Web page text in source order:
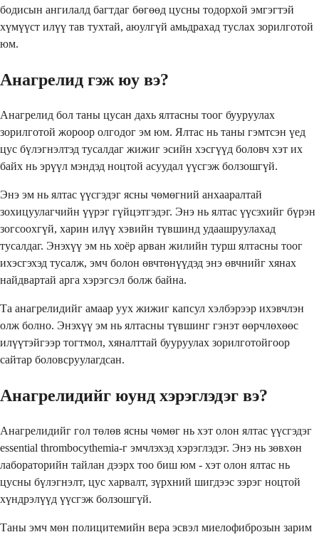
бодисын ангилалд багтдаг бөгөөд цусны тодорхой эмгэгтэй
хүмүүст илүү тав тухтай, аюулгүй амьдрахад туслах зорилготой
юм.
Анагрелид гэж юу вэ?
Анагрелид бол таны цусан дахь ялтасны тоог бууруулах
зорилготой жороор олгодог эм юм. Ялтас нь таны гэмтсэн үед
цус бүлэгнэлтэд тусалдаг жижиг эсийн хэсгүүд боловч хэт их
байх нь эрүүл мэндэд ноцтой асуудал үүсгэж болзошгүй.
Энэ эм нь ялтас үүсгэдэг ясны чөмөгний анхааралтай
зохицуулагчийн үүрэг гүйцэтгэдэг. Энэ нь ялтас үүсэхийг бүрэн
зогсоохгүй, харин илүү хэвийн түвшинд удаашруулахад
тусалдаг. Энэхүү эм нь хоёр арван жилийн турш ялтасны тоог
ихэсгэхэд тусалж, эмч болон өвчтөнүүдэд энэ өвчнийг хянах
найдвартай арга хэрэгсэл болж байна.
Та анагрелидийг амаар уух жижиг капсул хэлбэрээр ихэвчлэн
олж болно. Энэхүү эм нь ялтасны түвшинг гэнэт өөрчлөхөөс
илүүтэйгээр тогтмол, хяналттай бууруулах зорилготойгоор
сайтар боловсруулагдсан.
Анагрелидийг юунд хэрэглэдэг вэ?
Анагрелидийг гол төлөв ясны чөмөг нь хэт олон ялтас үүсгэдэг
essential thrombocythemia-г эмчлэхэд хэрэглэдэг. Энэ нь зөвхөн
лабораторийн тайлан дээрх тоо биш юм - хэт олон ялтас нь
цусны бүлэгнэлт, цус харвалт, зүрхний шигдээс зэрэг ноцтой
хүндрэлүүд үүсгэж болзошгүй.
Таны эмч мөн полицитемийн вера эсвэл миелофиброзын зарим